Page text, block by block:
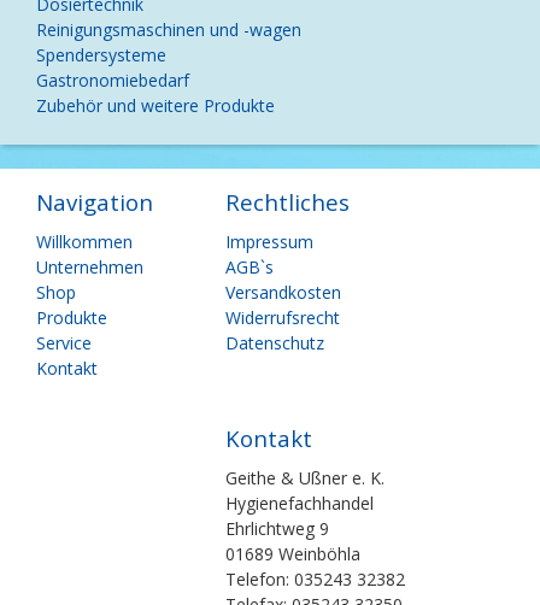
Reinigungsmaschinen und -wagen
Spendersysteme
Gastronomiebedarf
Zubehör und weitere Produkte
Navigation
Navigation
überspringen
Willkommen
Unternehmen
Shop
Produkte
Service
Kontakt
Rechtliches
Navigation
überspringen
Impressum
AGB`s
Versandkosten
Widerrufsrecht
Datenschutz
Kontakt
Geithe & Ußner e. K.
Hygienefachhandel
Ehrlichtweg 9
01689 Weinböhla
Telefon: 035243 32382